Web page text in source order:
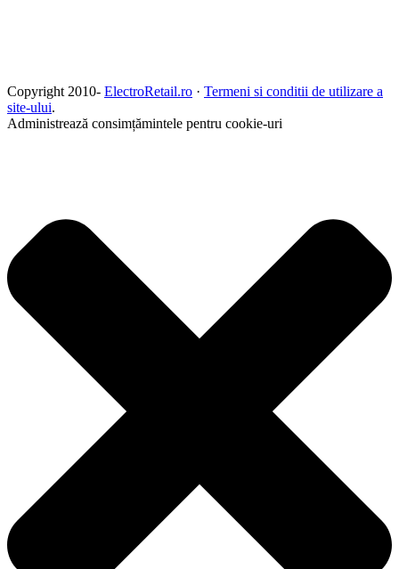
Copyright 2010- ElectroRetail.ro · Termeni si conditii de utilizare a
site-ului.
Administrează consimțămintele pentru cookie-uri